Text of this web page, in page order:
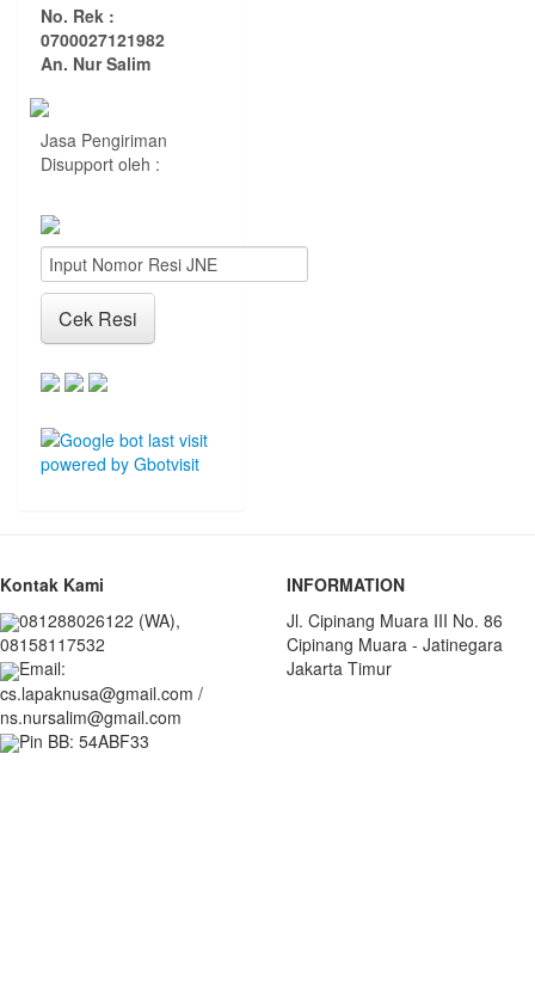
No. Rek :
0700027121982
An. Nur Salim
Jasa Pengiriman
Disupport oleh :
Kontak Kami
081288026122 (WA),
08158117532
Email:
cs.lapaknusa@gmail.com /
ns.nursalim@gmail.com
Pin BB: 54ABF33
INFORMATION
Jl. Cipinang Muara III No. 86
Cipinang Muara - Jatinegara
Jakarta Timur